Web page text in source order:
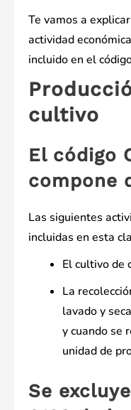
Te vamos a
actividad
incluido en el
cultivo
El código
compone
Las siguientes
incluidas en esta
El cultivo de
La
lavado y
y cuando se
unidad de
Se